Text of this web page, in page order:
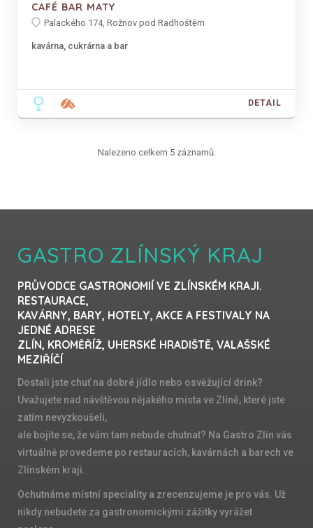
CAFÉ BAR MATY
Palackého 174, Rožnov pod Radhoštěm
kavárna, cukrárna a bar
DETAIL
Nalezeno celkem 5 záznamů.
GASTRO ZLÍNSKÝ KRAJ
PRŮVODCE GASTRONOMIÍ VE ZLÍNSKÉM KRAJI.
RESTAURACE,
KAVÁRNY, BARY, HOTELY, AKCE A FESTIVALY NA
JEDNÉ ADRESE
ZLÍN, KROMĚŘÍŽ, UHERSKÉ HRADIŠTĚ, VALAŠSKÉ
MEZIŘÍČÍ
Dostali jste chuť na dobré jídlo nebo osvěžující drink?
Uvažujete nad návštěvou nějakého místa ve Zlíně, které jste
zatím nevyzkoušeli,
ale bojíte se, že vám tam nebude chutnat? Na Gastro Zlín vás
virtuálně provedeme po restauracích, kavárnách a barech ve
Zlínském kraji.
Ochutnáme místní speciality a zrecenzujeme je pro vás. Už
nikdy nebudete za gastronomickými zážitky vyrážet